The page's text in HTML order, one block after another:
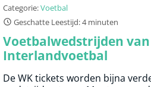
Categorie:Voetbal
Geschatte Leestijd: 4 minuten
Voetbalwedstrijden van
Interlandvoetbal
De WK tickets worden bijna